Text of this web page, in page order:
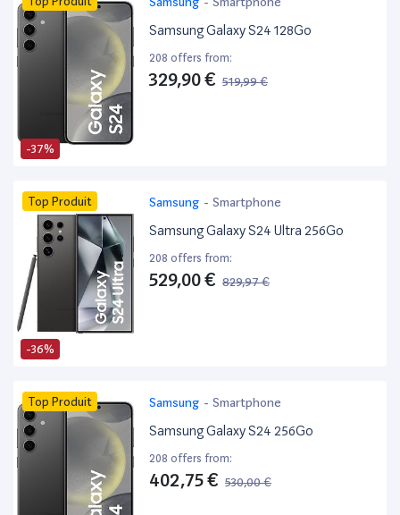
-37%
Samsung Galaxy S24 128Go
208 offers from:
329,90 € 519,99 €
-36%
Top Produit Samsung - Smartphone
Samsung Galaxy S24 Ultra 256Go
208 offers from:
529,00 € 829,97 €
Top Produit Samsung - Smartphone
Samsung Galaxy S24 256Go
208 offers from:
402,75 € 530,00 €